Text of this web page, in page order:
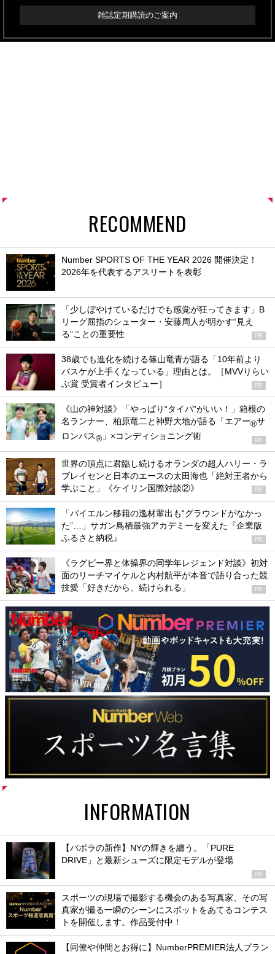
雑誌定期購読のご案内
RECOMMEND
Number SPORTS OF THE YEAR 2026 開催決定！
2026年を代表するアスリートを表彰
「少しぼやけているだけでも感覚が狂ってきます」B
リーグ屈指のシューター・安藤周人が明かす“見え
る”ことの重要性
PR
38歳でも進化を続ける篠山竜青が語る「10年前より
バスケが上手くなっている」理由とは。［MVVりらい
ぶ賞 受賞者インタビュー］
PR
《山の神対談》「やっぱり“タイパ”がいい！」箱根の
名ランナー、柏原竜二と神野大地が語る「エアー®サ
ロンパス® 」×コンディショニング術 PR
世界の頂点に君臨し続けるオランダの超人ハリー・ラ
ブレイセンと日本のエースの太田海也「絶対王者から
学ぶこと」《ケイリン国際対談②》
PR
「バイエルン移籍の逸材輩出も“グラウンドがなかっ
た”…」サガン鳥栖最強アカデミーを変えた『企業版
ふるさと納税』
PR
《ラグビー界と体操界の同学年レジェンド対談》初対
面のリーチマイケルと内村航平が本音で語り合った競
技愛「好きだから、続けられる」
PR
INFORMATION
【バボラの新作】NYの輝きを纏う。「PURE
DRIVE」と最新シューズに限定モデルが登場
PR
スポーツの現場で撮影する機会のある写真家、その写
真家が撮る一瞬のシーンにスポットをあてるコンテス
トを開催します。作品受付中！
【同僚や仲間とお得に】NumberPREMIER法人プラン